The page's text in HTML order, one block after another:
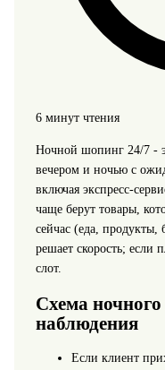
6 минут чтения
Ночной шопинг 24/7 -
вечером и ночью с
включая
чаще берут товары,
сейчас (еда, продукты,
решает скорость; если
слот.
Схема
наблюдения
Если клиент